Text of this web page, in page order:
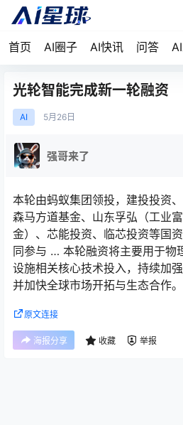
首页 AI圈子 AI快讯 问答
光轮智能完成新一轮融资
AI 5月 26日
强哥来了
本轮由蚂蚁集团领投，建投投资
森马方道基金、山东孚弘（工业
金）、芯能投资、临芯投资等国
同参与 … 本轮融资将主要用于物
设施相关核心技术投入，持续加
并加快全球市场开拓与生态合作。
原文连接
海报分享 收藏 举报